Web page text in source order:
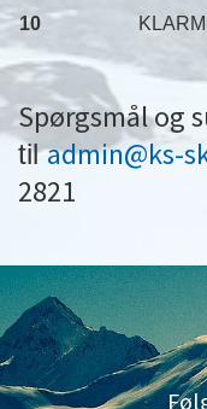
10
Spørgsmål og
tiladmin@ks-
2821